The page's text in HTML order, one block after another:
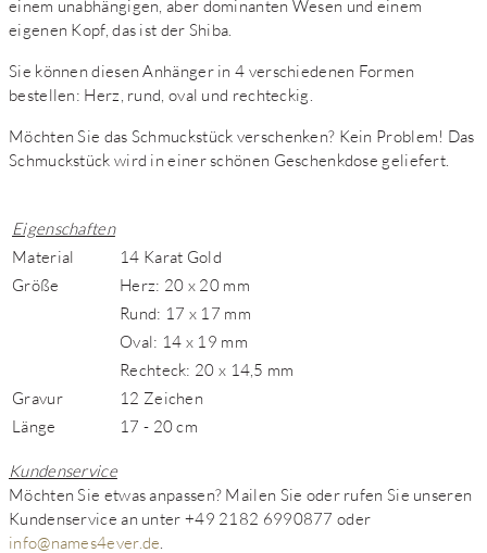
einem unabhängigen, aber dominanten Wesen und einem
eigenen Kopf, das ist der Shiba.
Sie können diesen Anhänger in 4 verschiedenen Formen
bestellen: Herz, rund, oval und rechteckig.
Möchten Sie das Schmuckstück verschenken? Kein Problem! Das
Schmuckstück wird in einer schönen Geschenkdose geliefert.
Eigenschaften
Material
14 Karat Gold
Größe
Herz: 20 x 20 mm
Rund: 17 x 17 mm
Oval: 14 x 19 mm
Rechteck: 20 x 14,5 mm
Gravur
12 Zeichen
Länge
17 - 20 cm
Kundenservice
Möchten Sie etwas anpassen? Mailen Sie oder rufen Sie unseren
Kundenservice an unter +49 2182 6990877 oder
info@names4ever.de